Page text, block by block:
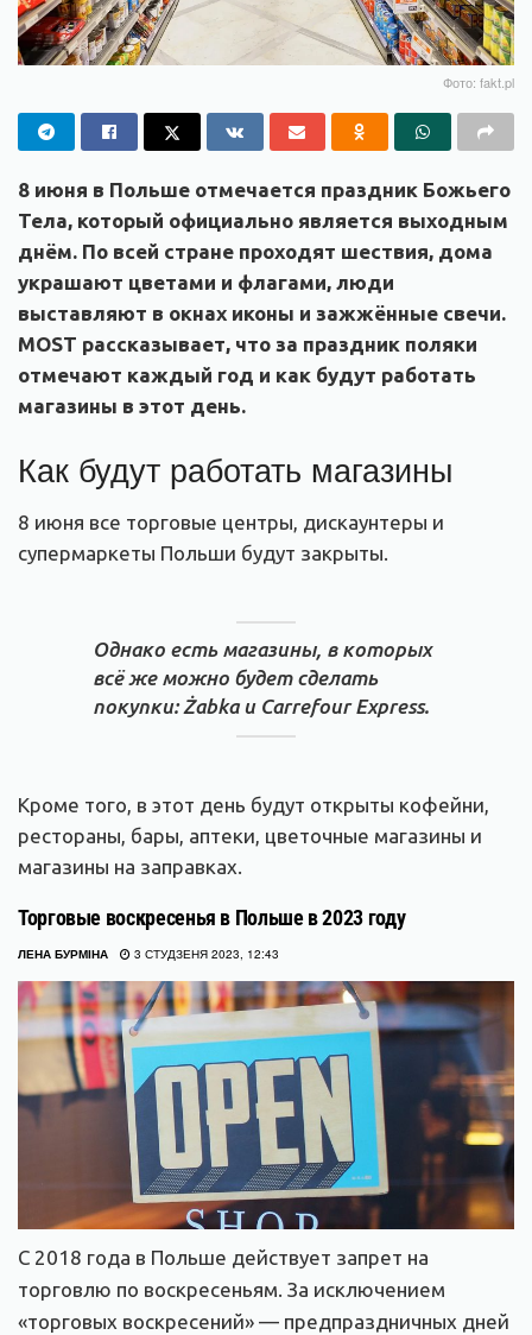
Фото: fakt.pl
8 июня в Польше отмечается праздник Божьего
Тела, который официально является выходным
днём. По всей стране проходят шествия, дома
украшают цветами и флагами, люди
выставляют в окнах иконы и зажжённые свечи.
MOST рассказывает, что за праздник поляки
отмечают каждый год и как будут работать
магазины в этот день.
Как будут работать магазины
8 июня все торговые центры, дискаунтеры и
супермаркеты Польши будут закрыты.
Однако есть магазины, в которых
всё же можно будет сделать
покупки: Żabka и Carrefour Express.
Кроме того, в этот день будут открыты кофейни,
рестораны, бары, аптеки, цветочные магазины и
магазины на заправках.
Торговые воскресенья в Польше в 2023 году
ЛЕНА БУРМІНА 3 СТУДЗЕНЯ 2023, 12:43
С 2018 года в Польше действует запрет на
торговлю по воскресеньям. За исключением
«торговых воскресений» — предпраздничных дней